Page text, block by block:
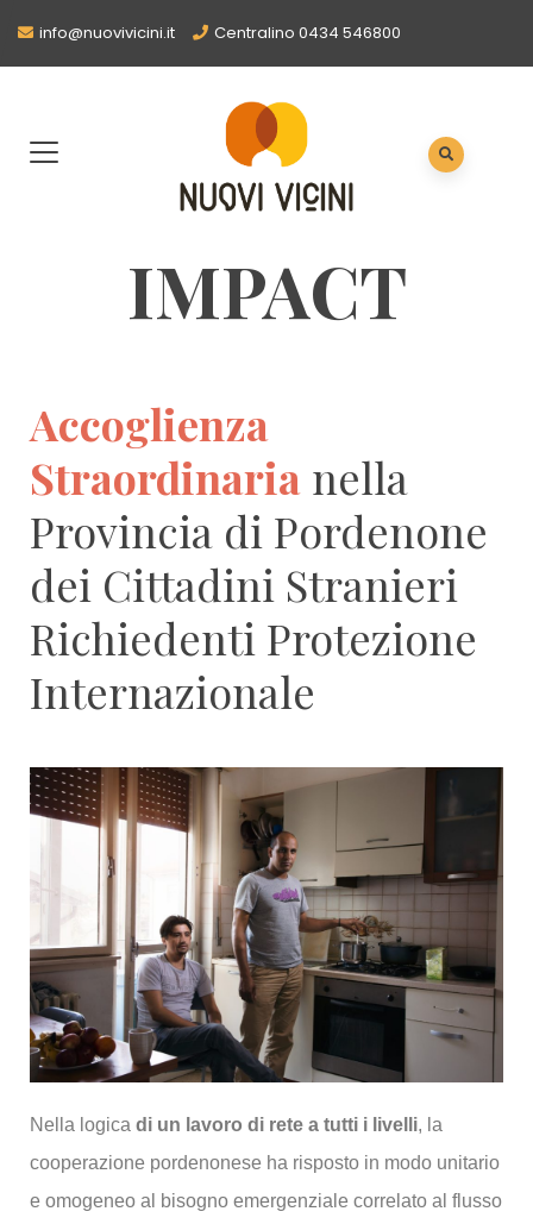
info@nuovivicini.it Centralino 0434 546800
IMPACT
Accoglienza
Straordinaria nella
Provincia di Pordenone
dei Cittadini Stranieri
Richiedenti Protezione
Internazionale
Nella logica di un lavoro di rete a tutti i livelli, la
cooperazione pordenonese ha risposto in modo unitario
e omogeneo al bisogno emergenziale correlato al flusso